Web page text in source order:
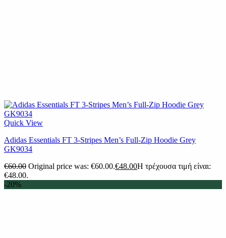
Quick View
Adidas Essentials FT 3-Stripes Men’s Full-Zip Hoodie Grey
GK9034
€60.00 Original price was: €60.00.€48.00Η τρέχουσα τιμή είναι:
€48.00.
-20%